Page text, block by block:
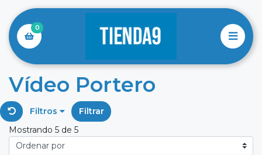
0
Vídeo Portero
Filtros
Filtrar
Mostrando 5 de 5